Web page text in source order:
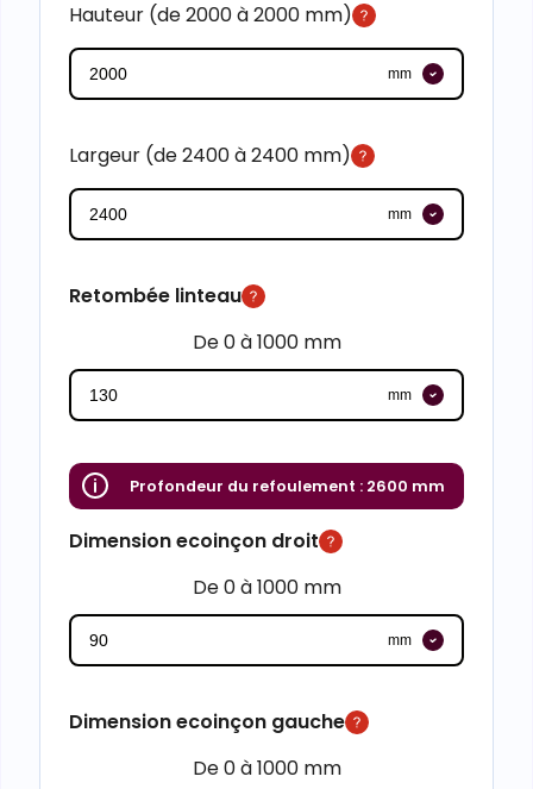
Hauteur (de 2000 à 2000 mm)
mm
Largeur (de 2400 à 2400 mm)
mm
Retombée linteau
De 0 à 1000 mm
mm
Profondeur du refoulement : 2600 mm
Dimension ecoinçon droit
De 0 à 1000 mm
mm
Dimension ecoinçon gauche
De 0 à 1000 mm